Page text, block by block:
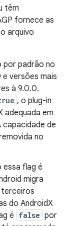
têm
fornece as
arquivo
por padrão no
versões mais
à 9.0.0.
, o plug-in
adequada em
capacidade de
no
essa flag é
migra
do AndroidX
é false por